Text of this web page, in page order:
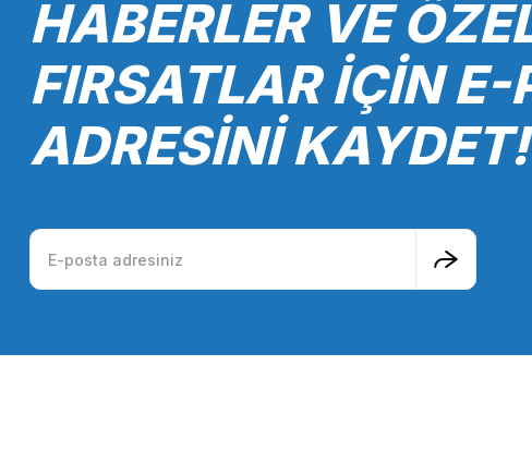
Ürün fiyatı diğer sitelerden daha pahalı.
HABERLER VE
FIRSATLAR İÇİN E-
ADRESİNİ KAYDET!